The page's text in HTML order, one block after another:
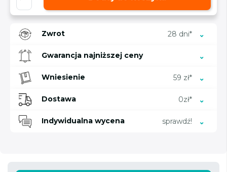
Zwrot 28 dni*
Gwarancja najniższej ceny
Wniesienie 59 zł*
Dostawa 0zł*
Indywidualna wycena sprawdź!